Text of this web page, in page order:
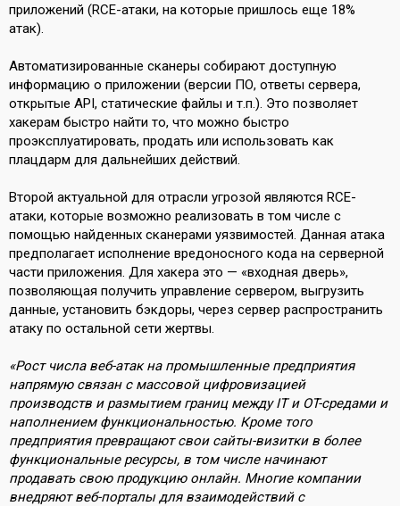
приложений (RCE-атаки, на которые пришлось еще 18%
атак).
Автоматизированные сканеры собирают доступную
информацию о приложении (версии ПО, ответы сервера,
открытые API, статические файлы и т.п.). Это позволяет
хакерам быстро найти то, что можно быстро
проэксплуатировать, продать или использовать как
плацдарм для дальнейших действий.
Второй актуальной для отрасли угрозой являются RCE-
атаки, которые возможно реализовать в том числе с
помощью найденных сканерами уязвимостей. Данная атака
предполагает исполнение вредоносного кода на серверной
части приложения. Для хакера это — «входная дверь»,
позволяющая получить управление сервером, выгрузить
данные, установить бэкдоры, через сервер распространить
атаку по остальной сети жертвы.
«Рост числа веб-атак на промышленные предприятия
напрямую связан с массовой цифровизацией
производств и размытием границ между IT и OT-средами и
наполнением функциональностью. Кроме того
предприятия превращают свои сайты-визитки в более
функциональные ресурсы, в том числе начинают
продавать свою продукцию онлайн. Многие компании
внедряют веб-порталы для взаимодействий с